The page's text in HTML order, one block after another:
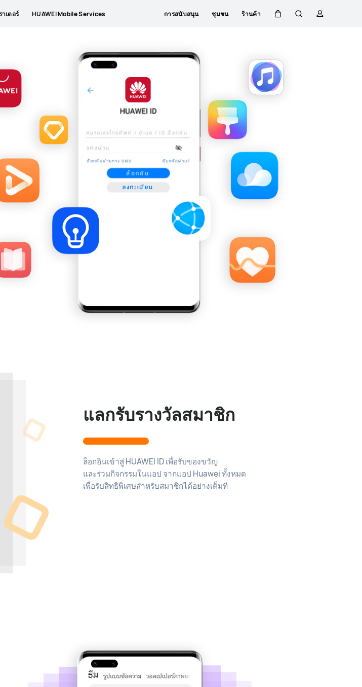
าเตอร์ HUAWEI Mobile Services การสนับสนุน ชุมชน ร้านค้า
แลกรับรางวัลสมาชิก
ล็อกอินเข้าสู่ HUAWEI ID เพื่อรับของขวัญ
และร่วมกิจกรรมในแอป จากแอป Huawei ทั้งหมด
เพื่อรับสิทธิพิเศษสำหรับสมาชิกได้อย่างเต็มที